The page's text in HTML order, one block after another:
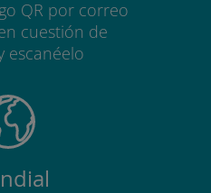
QR por correo
cuestión de
escanéelo